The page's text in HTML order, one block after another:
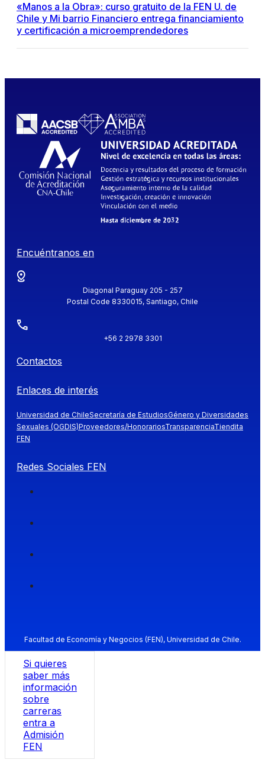
«Manos a la Obra»: curso gratuito de la FEN U. de
Chile y Mi barrio Financiero entrega financiamiento
y certificación a microemprendedores
Encuéntranos en
Diagonal Paraguay 205 - 257
Postal Code 8330015, Santiago, Chile
+56 2 2978 3301
Contactos
Enlaces de interés
Universidad de ChileSecretaría de EstudiosGénero y Diversidades
Sexuales (OGDIS)Proveedores/HonorariosTransparenciaTiendita
FEN
Redes Sociales FEN
Facultad de Economía y Negocios (FEN), Universidad de Chile.
Si quieres
saber más
información
sobre
carreras
entra a
Admisión
FEN